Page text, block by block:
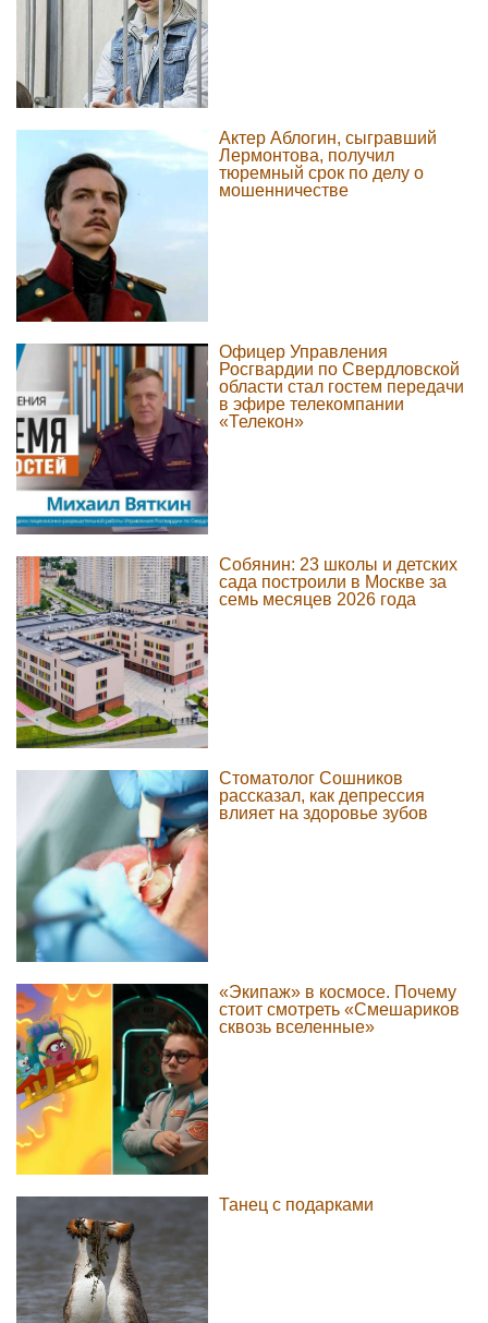
Актер Аблогин, сыгравший
Лермонтова, получил
тюремный срок по делу о
мошенничестве
Офицер Управления
Росгвардии по Свердловской
области стал гостем передачи
в эфире телекомпании
«Телекон»
Собянин: 23 школы и детских
сада построили в Москве за
семь месяцев 2026 года
Стоматолог Сошников
рассказал, как депрессия
влияет на здоровье зубов
«Экипаж» в космосе. Почему
стоит смотреть «Смешариков
сквозь вселенные»
Танец с подарками